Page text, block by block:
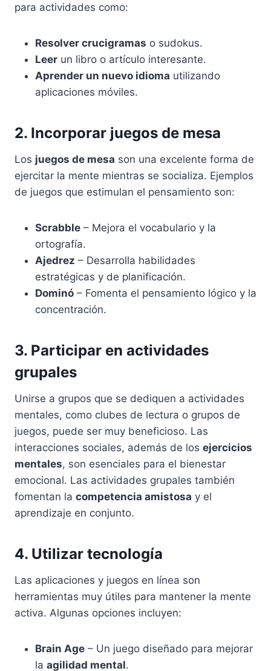
para actividades como:
Resolver crucigramas o sudokus.
Leer un libro o artículo interesante.
Aprender un nuevo idioma utilizando
aplicaciones móviles.
2. Incorporar juegos de mesa
Los juegos de mesa son una excelente forma de
ejercitar la mente mientras se socializa. Ejemplos
de juegos que estimulan el pensamiento son:
Scrabble – Mejora el vocabulario y la
ortografía.
Ajedrez – Desarrolla habilidades
estratégicas y de planificación.
Dominó – Fomenta el pensamiento lógico y la
concentración.
3. Participar en actividades
grupales
Unirse a grupos que se dediquen a actividades
mentales, como clubes de lectura o grupos de
juegos, puede ser muy beneficioso. Las
interacciones sociales, además de los ejercicios
mentales, son esenciales para el bienestar
emocional. Las actividades grupales también
fomentan la competencia amistosa y el
aprendizaje en conjunto.
4. Utilizar tecnología
Las aplicaciones y juegos en línea son
herramientas muy útiles para mantener la mente
activa. Algunas opciones incluyen:
Brain Age – Un juego diseñado para mejorar
la agilidad mental.